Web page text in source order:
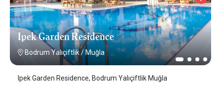
Ipek Garden Residence
Bodrum Yalıçiftlik/ Muğla
Ipek Garden Residence, Bodrum Yalıçiftlik Muğla